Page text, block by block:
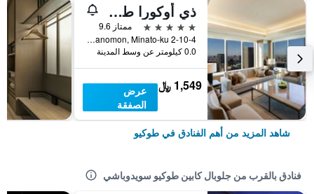
ذي أوكورا طوكيو
5 نجوم
ممتاز 9.6
2-10-4 Toranomon, Minato-ku, طوكيو, اليابان
0.0 كيلومتر عن وسط المدينة
1,549 ﷼
عرض
الصفقة
شاهد المزيد من أهم الفنادق في طوكيو
فنادق بالقرب من جلوبال كابين طوكيو سويدوباشي